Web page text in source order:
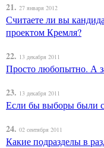
21. 27 января 2012
Считаете ли вы
проектом Кремля?
22. 13 декабря 2011
Просто любопытно. А
23. 13 декабря 2011
Если бы выборы были
24. 02 сентября 2011
Какие подразделы в